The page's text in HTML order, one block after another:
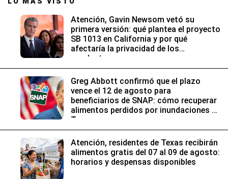
Atención, Gavin Newsom vetó su
primera versión: qué plantea el proyecto
SB 1013 en California y por qué
afectaría la privacidad de los
conductores
Greg Abbott confirmó que el plazo
vence el 12 de agosto para
beneficiarios de SNAP: cómo recuperar
alimentos perdidos por inundaciones en
Texas
Atención, residentes de Texas recibirán
alimentos gratis del 07 al 09 de agosto:
horarios y despensas disponibles